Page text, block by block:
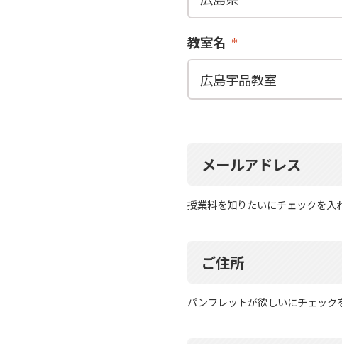
教室名
メールアドレス
授業料を知りたいにチェックを入
ご住所
パンフレットが欲しいにチェック